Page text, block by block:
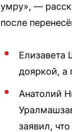
умру», —
после
Елизавета
дояркой, а
Анатолий
заявил,